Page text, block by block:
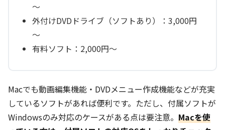
～
外付けDVDドライブ（ソフトあり）：3,000円
～
有料ソフト：2,000円～
Macでも動画編集機能・DVDメニュー作成機能などが充実
しているソフトがあれば便利です。ただし、付属ソフトが
Windowsのみ対応のケースがある点は要注意。 Macを使